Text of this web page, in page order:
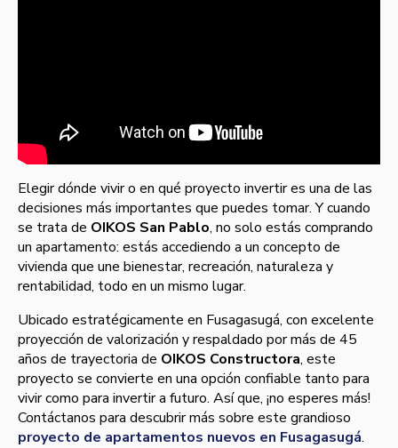
Elegir dónde vivir o en qué proyecto invertir es una de las
decisiones más importantes que puedes tomar. Y cuando
se trata de OIKOS San Pablo, no solo estás comprando
un apartamento: estás accediendo a un concepto de
vivienda que une bienestar, recreación, naturaleza y
rentabilidad, todo en un mismo lugar.
Ubicado estratégicamente en Fusagasugá, con excelente
proyección de valorización y respaldado por más de 45
años de trayectoria de OIKOS Constructora, este
proyecto se convierte en una opción confiable tanto para
vivir como para invertir a futuro. Así que, ¡no esperes más!
Contáctanos para descubrir más sobre este grandioso
proyecto de apartamentos nuevos en Fusagasugá.